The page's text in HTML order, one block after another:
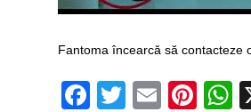
Fantoma încearcă să contacteze
Facebook
Twitter
Email